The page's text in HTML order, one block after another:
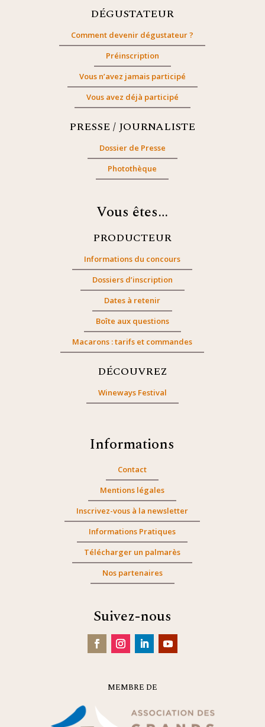
DÉGUSTATEUR
Comment devenir dégustateur ?
Préinscription
Vous n’avez jamais participé
Vous avez déjà participé
PRESSE / JOURNALISTE
Dossier de Presse
Photothèque
Vous êtes…
PRODUCTEUR
Informations du concours
Dossiers d’inscription
Dates à retenir
Boîte aux questions
Macarons : tarifs et commandes
DÉCOUVREZ
Wineways Festival
Informations
Contact
Mentions légales
Inscrivez-vous à la newsletter
Informations Pratiques
Télécharger un palmarès
Nos partenaires
Suivez-nous
MEMBRE DE